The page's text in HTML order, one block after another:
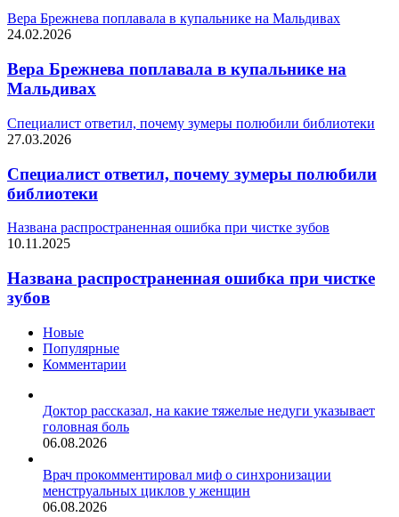
Вера Брежнева поплавала в купальнике на Мальдивах
24.02.2026
Вера Брежнева поплавала в купальнике на
Мальдивах
Специалист ответил, почему зумеры полюбили библиотеки
27.03.2026
Специалист ответил, почему зумеры полюбили
библиотеки
Названа распространенная ошибка при чистке зубов
10.11.2025
Названа распространенная ошибка при чистке
зубов
Новые
Популярные
Комментарии
Доктор рассказал, на какие тяжелые недуги указывает
головная боль
06.08.2026
Врач прокомментировал миф о синхронизации
менструальных циклов у женщин
06.08.2026